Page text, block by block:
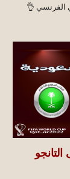
الفرنسي 👌